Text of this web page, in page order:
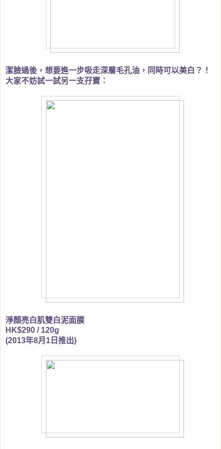
潔臉過後，想要進一步吸走深層毛孔油，同時可以美白？！
大家不妨試一試另一支孖寶：
淨顏亮白肌雙白泥面膜
HK$290 / 120g
(2013年8月1日推出)